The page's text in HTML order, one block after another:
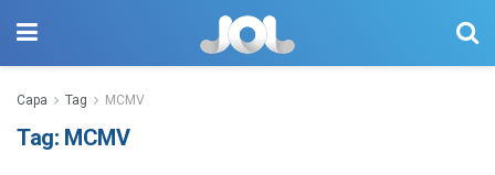
Capa Tag MCMV
Tag: MCMV